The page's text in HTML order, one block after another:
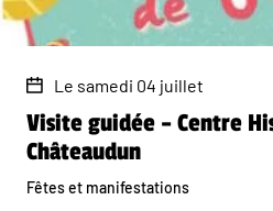
Le samedi 04 juillet
Visite guidée – Centre
Châteaudun
Fêtes et manifestations